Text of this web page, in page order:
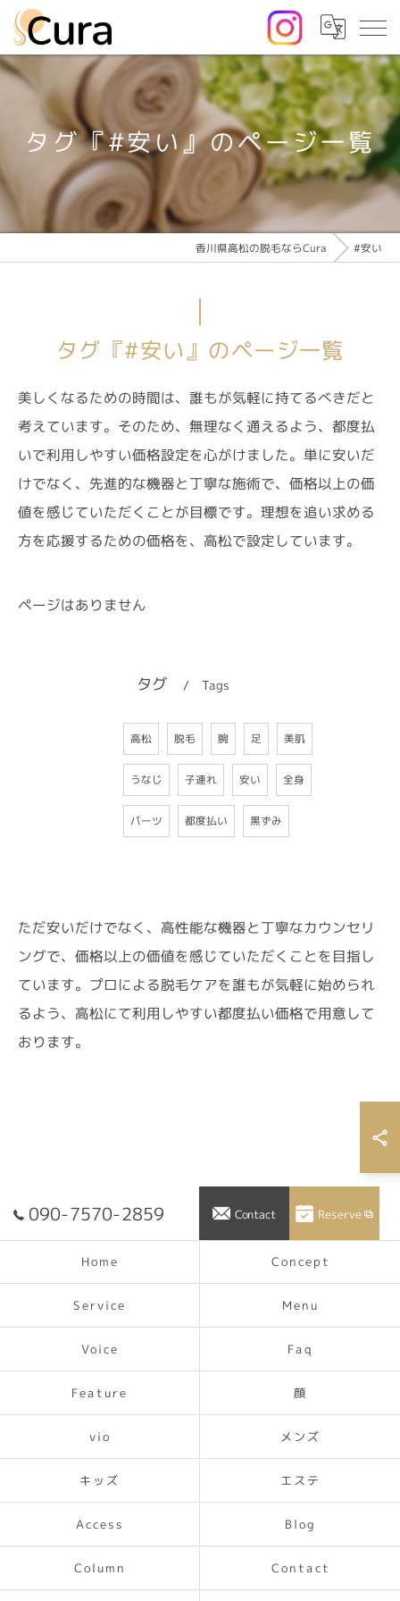
タグ『#安い』のページ一覧
香川県高松の脱毛ならCura #安い
タグ『#安い』のページ一覧
美しくなるための時間は、誰もが気軽に持てるべきだと
考えています。そのため、無理なく通えるよう、都度払
いで利用しやすい価格設定を心がけました。単に安いだ
けでなく、先進的な機器と丁寧な施術で、価格以上の価
値を感じていただくことが目標です。理想を追い求める
方を応援するための価格を、高松で設定しています。
ページはありません
タグ Tags
高松 脱毛 腕 足 美肌
うなじ 子連れ 安い 全身
パーツ 都度払い 黒ずみ
ただ安いだけでなく、高性能な機器と丁寧なカウンセリ
ングで、価格以上の価値を感じていただくことを目指し
ています。プロによる脱毛ケアを誰もが気軽に始められ
るよう、高松にて利用しやすい都度払い価格で用意して
おります。
090-7570-2859 Contact Reserve
Home Concept
Service Menu
Voice Faq
Feature 顔
vio メンズ
キッズ エステ
Access Blog
Column Contact